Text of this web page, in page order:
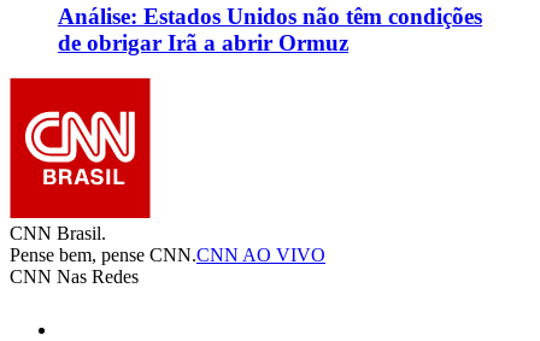
Análise: Estados Unidos não têm condições
de obrigar Irã a abrir Ormuz
CNN Brasil.
Pense bem, pense CNN.CNN AO VIVO
CNN Nas Redes